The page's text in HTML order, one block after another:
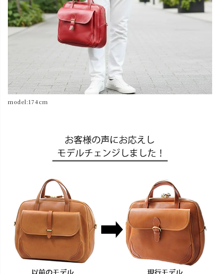
model:174cm